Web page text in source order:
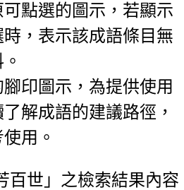
點選的圖示，若顯示
，表示該成語條目無
印圖示，為提供使用
解成語的建議路徑，
用。
百世」之檢索結果內容